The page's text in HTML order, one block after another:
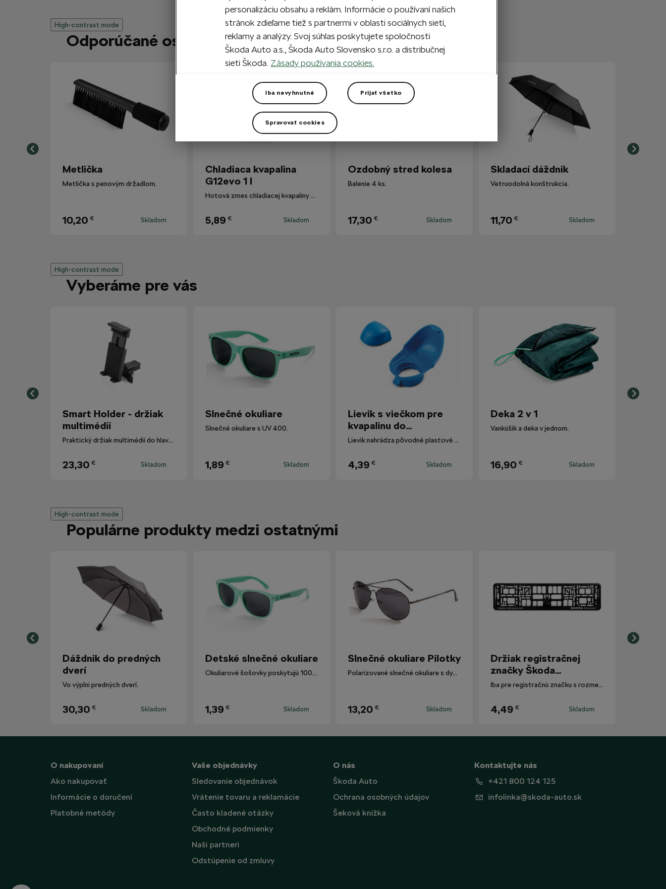
High-contrast mode
Odporúčané ostatnými zákazníkmi
Metlička
Metlička s penovým držadlom.
10,20 € Skladom
Chladiaca kvapalina
G12evo 1 l
Hotová zmes chladiacej kvapaliny G12evo pre všetky vozidlá Škoda.
5,89 € Skladom
Ozdobný stred kolesa
Balenie 4 ks.
17,30 € Skladom
Skladací dáždnik
Vetruodolná konštrukcia.
11,70 € Skladom
High-contrast mode
Vyberáme pre vás
Smart Holder - držiak
multimédií
Praktický držiak multimédií do hlavovej opierky.
23,30 € Skladom
Slnečné okuliare
Slnečné okuliare s UV 400.
1,89 € Skladom
Lievik s viečkom pre
kvapalinu do
ostrekovačov
Lievik nahrádza pôvodné plastové viečko nádobky ostrekovačov.
4,39 € Skladom
Deka 2 v 1
Vankúšik a deka v jednom.
16,90 € Skladom
High-contrast mode
Populárne produkty medzi ostatnými
Dáždnik do predných
dverí
Vo výplni predných dverí.
30,30 € Skladom
Detské slnečné okuliare
Okuliarové šošovky poskytujú 100% ochranu proti UV žiareniu.
1,39 € Skladom
Slnečné okuliare Pilotky
Polarizované slnečné okuliare s dymovými sklami.
13,20 € Skladom
Držiak registračnej
značky Škoda
Motorsport
Iba pre registračnú značku s rozmermi 520 mm x 110 mm.
4,49 € Skladom
O nakupovaní
Ako nakupovať
Informácie o doručení
Platobné metódy
Vaše objednávky
Sledovanie objednávok
Vrátenie tovaru a reklamácie
Často kladené otázky
Obchodné podmienky
Naši partneri
Odstúpenie od zmluvy
O nás
Škoda Auto
Ochrana osobných údajov
Šeková knižka
Kontaktujte nás
+421 800 124 125
infolinka@skoda-auto.sk
personalizáciu obsahu a reklám. Informácie o používaní našich
stránok zdieľame tiež s partnermi v oblasti sociálnych sietí,
reklamy a analýzy. Svoj súhlas poskytujete spoločnosti
Škoda Auto a.s., Škoda Auto Slovensko s.r.o. a distribučnej
sieti Škoda. Zásady používania cookies.
Iba nevyhnutné Prijať všetko
Spravovať cookies